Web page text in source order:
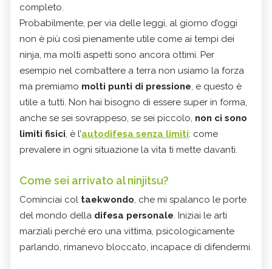
completo.
Probabilmente, per via delle leggi, al giorno d’oggi
non è più così pienamente utile come ai tempi dei
ninja, ma molti aspetti sono ancora ottimi. Per
esempio nel combattere a terra non usiamo la forza
ma premiamo molti punti di pressione, e questo è
utile a tutti. Non hai bisogno di essere super in forma,
anche se sei sovrappeso, se sei piccolo, non ci sono
limiti fisici, è l’autodifesa senza limiti: come
prevalere in ogni situazione la vita ti mette davanti.
Come sei arrivato al ninjitsu?
Cominciai col taekwondo, che mi spalanco le porte
del mondo della difesa personale. Iniziai le arti
marziali perché ero una vittima, psicologicamente
parlando, rimanevo bloccato, incapace di difendermi.